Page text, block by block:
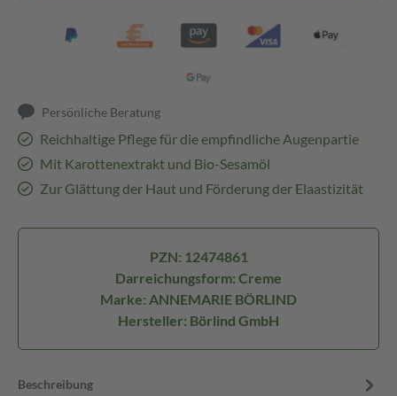
Persönliche Beratung
Reichhaltige Pflege für die empfindliche Augenpartie
Mit Karottenextrakt und Bio-Sesamöl
Zur Glättung der Haut und Förderung der Elaastizität
PZN: 12474861
Darreichungsform: Creme
Marke: ANNEMARIE BÖRLIND
Hersteller: Börlind GmbH
Beschreibung